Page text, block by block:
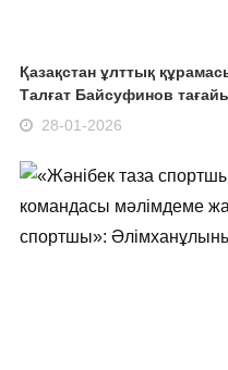
Қазақстан ұлттық
Талғат Байсуфинов
28-01-2026